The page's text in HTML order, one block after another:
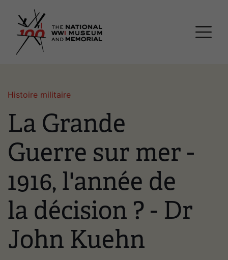
Histoire militaire
La Grande
Guerre sur mer -
1916, l'année de
la décision ? - Dr
John Kuehn